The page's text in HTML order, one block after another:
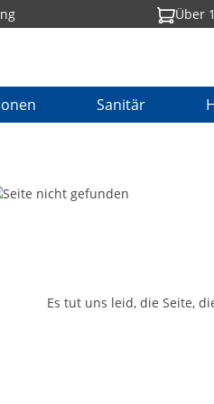
springen Über
Sanitär
Es tut uns leid, die Seite,